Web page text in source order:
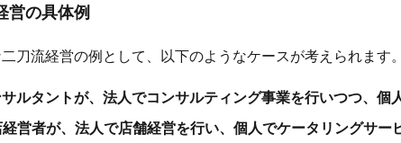
営の具体例
刀流経営の例として、以下のようなケースが考えられます。
ルタントが、法人でコンサルティング事業を行いつつ、個
営者が、法人で店舗経営を行い、個人でケータリングサー